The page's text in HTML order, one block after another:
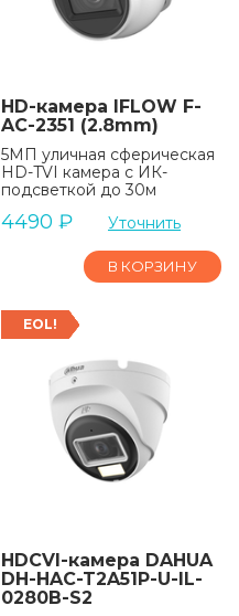
HD-камера IFLOW F-
AC-2351 (2.8mm)
5МП уличная сферическая
HD-TVI камера с ИК-
подсветкой до 30м
4490 ₽ Уточнить
В КОРЗИНУ
EOL!
HDCVI-камера DAHUA
DH-HAC-T2A51P-U-IL-
0280B-S2